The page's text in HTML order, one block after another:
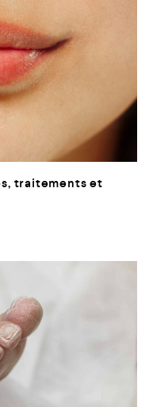
traitements et